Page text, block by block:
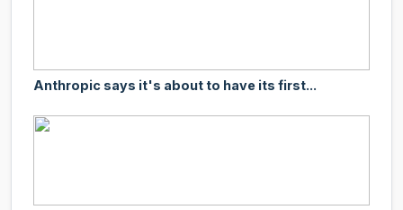
Anthropic says it's about to have its first...